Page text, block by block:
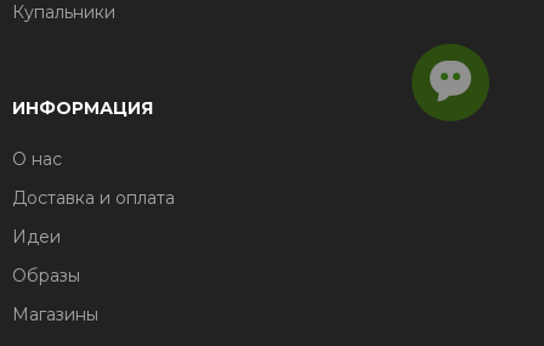
Купальники
ИНФОРМАЦИЯ
О нас
Доставка и оплата
Идеи
Образы
Магазины